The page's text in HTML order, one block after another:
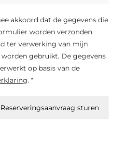
akkoord dat de gegevens die
worden verzonden
ter verwerking van mijn
worden gebruikt. De gegevens
op basis van de
. *
Reserveringsaanvraag sturen